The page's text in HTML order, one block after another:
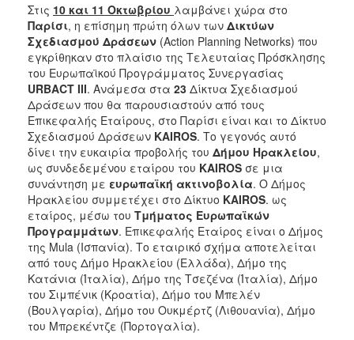
2017
2016
2015
2013
2012
2011
2010
2006
ΤΟΠΟΣ
ΠΟΛΙΤΙΣΜΟΣ
Στις 10 και 11 Οκτωβρίου λαμβάνει χώρα στο
Παρίσι, η επίσημη πρώτη όλων των Δικτύων
Σχεδιασμού Δράσεων (Action Planning Networks) που
εγκρίθηκαν στο πλαίσιο της Τελευταίας Πρόσκλησης
του Ευρωπαϊκού Προγράμματος Συνεργασίας
URBACT III. Ανάμεσα στα 23 Δίκτυα Σχεδιασμού
Δράσεων που θα παρουσιαστούν από τους
Επικεφαλής Εταίρους, στο Παρίσι είναι και το Δίκτυο
Σχεδιασμού Δράσεων KAIROS. Το γεγονός αυτό
δίνει την ευκαιρία προβολής του Δήμου Ηρακλείου,
ως συνδεδεμένου εταίρου του KAIROS σε μια
συνάντηση με ευρωπαϊκή ακτινοβολία. Ο Δήμος
Ηρακλείου συμμετέχει στο Δίκτυο KAIROS. ως
εταίρος, μέσω του Τμήματος Ευρωπαϊκών
Προγραμμάτων. Επικεφαλής Εταίρος είναι ο Δήμος
της Mula (Ισπανία). Το εταιρικό σχήμα αποτελείται
από τους Δήμο Ηρακλείου (Ελλάδα), Δήμο της
Κατάνια (Ίταλία), Δήμο της Τσεζένα (Ίταλία), Δήμο
του Σιμπένικ (Κροατία), Δήμο του Μπελέν
(Βουλγαρία), Δήμο του Ουκμέρτζ (Λιθουανία), Δήμο
του Μπρεκέντζε (Πορτογαλία).